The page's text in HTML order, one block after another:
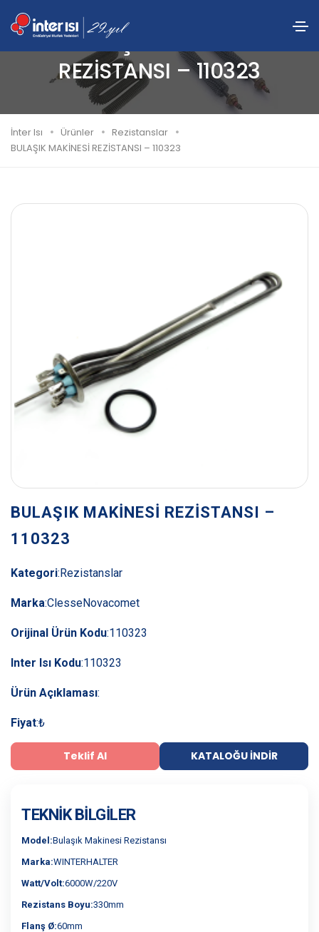
BULAŞIK MAKİNESİ
REZİSTANSI – 110323
İnter Isı Ürünler
Rezistanslar
BULAŞIK MAKİNESİ REZİSTANSI – 110323
BULAŞIK MAKİNESİ REZİSTANSI –
110323
Kategori: Rezistanslar
Marka:ClesseNovacomet
Orijinal Ürün Kodu:110323
Inter Isı Kodu:110323
Ürün Açıklaması:
Fiyat:₺
Teklif Al KATALOĞU İNDIR
TEKNIK BILGILER
Model:Bulaşık Makinesi Rezistansı
Marka:WINTERHALTER
Watt/Volt:6000W/220V
Rezistans Boyu:330mm
Flanş Ø:60mm